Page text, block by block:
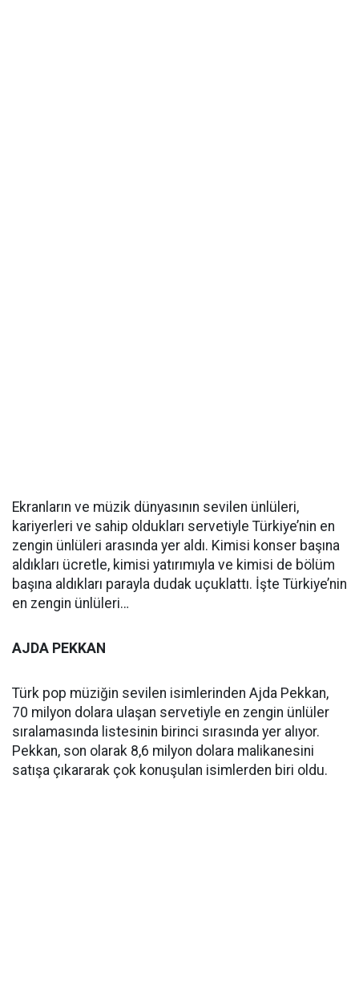
Ekranların ve müzik dünyasının sevilen ünlüleri,
kariyerleri ve sahip oldukları servetiyle Türkiye’nin en
zengin ünlüleri arasında yer aldı. Kimisi konser başına
aldıkları ücretle, kimisi yatırımıyla ve kimisi de bölüm
başına aldıkları parayla dudak uçuklattı. İşte Türkiye’nin
en zengin ünlüleri…
AJDA PEKKAN
Türk pop müziğin sevilen isimlerinden Ajda Pekkan,
70 milyon dolara ulaşan servetiyle en zengin ünlüler
sıralamasında listesinin birinci sırasında yer alıyor.
Pekkan, son olarak 8,6 milyon dolara malikanesini
satışa çıkararak çok konuşulan isimlerden biri oldu.